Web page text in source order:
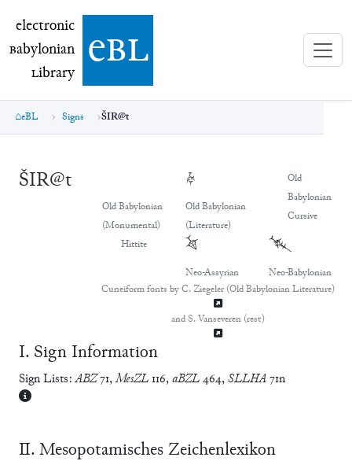
electronic Babylonian Library (eBL)
electronic
Babylonian
Library ebl
eBL Signs ŠIR@t
ŠIR@t
Old Babylonian
(Monumental)
𒋔
Old Babylonian
(Literature)
Old
Babylonian
Cursive
Hittite 𒋔
Neo-Assyrian
𒋔
Neo-Babylonian
Cuneiform fonts by C. Ziegeler (Old Babylonian Literature)
and S. Vanseveren (rest)
Ⅰ. Sign Information
Sign Lists: ABZ71,MesZL 116,aBZL464,SLLHA71n
Ⅱ. Mesopotamisches Zeichenlexikon